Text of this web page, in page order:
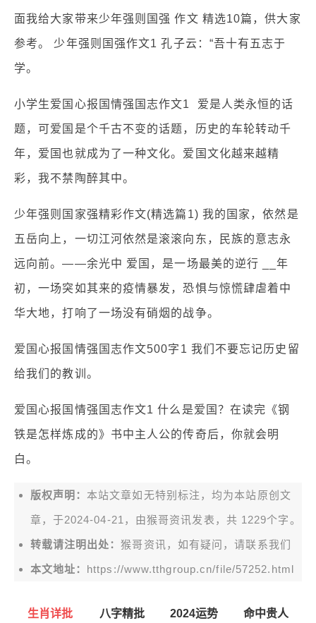
面我给大家带来少年强则国强 作文 精选10篇，供大家
参考。 少年强则国强作文1 孔子云：“吾十有五志于
学。
小学生爱国心报国情强国志作文1 爱是人类永恒的话
题，可爱国是个千古不变的话题，历史的车轮转动千
年，爱国也就成为了一种文化。爱国文化越来越精
彩，我不禁陶醉其中。
少年强则国家强精彩作文(精选篇1) 我的国家，依然是
五岳向上，一切江河依然是滚滚向东，民族的意志永
远向前。——余光中 爱国，是一场最美的逆行 __年
初，一场突如其来的疫情暴发，恐惧与惊慌肆虐着中
华大地，打响了一场没有硝烟的战争。
爱国心报国情强国志作文500字1 我们不要忘记历史留
给我们的教训。
爱国心报国情强国志作文1 什么是爱国？在读完《钢
铁是怎样炼成的》书中主人公的传奇后，你就会明
白。
版权声明： 本站文章如无特别标注，均为本站原创文
章，于2024-04-21，由猴哥资讯 发表，共 1229个字。
转载请注明出处：猴哥资讯，如有疑问，请联系我们
本文地址： https://www.tthgroup.cn/file/57252.html
生肖详批 八字精批 2024运势 命中贵人